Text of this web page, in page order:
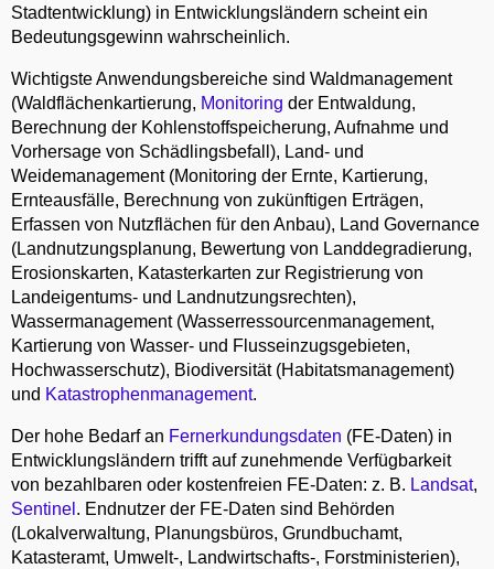
Stadtentwicklung) in Entwicklungsländern scheint ein
Bedeutungsgewinn wahrscheinlich.
Wichtigste Anwendungsbereiche sind Waldmanagement
(Waldflächenkartierung, Monitoring der Entwaldung,
Berechnung der Kohlenstoffspeicherung, Aufnahme und
Vorhersage von Schädlingsbefall), Land- und
Weidemanagement (Monitoring der Ernte, Kartierung,
Ernteausfälle, Berechnung von zukünftigen Erträgen,
Erfassen von Nutzflächen für den Anbau), Land Governance
(Landnutzungsplanung, Bewertung von Landdegradierung,
Erosionskarten, Katasterkarten zur Registrierung von
Landeigentums- und Landnutzungsrechten),
Wassermanagement (Wasserressourcenmanagement,
Kartierung von Wasser- und Flusseinzugsgebieten,
Hochwasserschutz), Biodiversität (Habitatsmanagement)
und Katastrophenmanagement.
Der hohe Bedarf an Fernerkundungsdaten (FE-Daten) in
Entwicklungsländern trifft auf zunehmende Verfügbarkeit
von bezahlbaren oder kostenfreien FE-Daten: z. B. Landsat,
Sentinel . Endnutzer der FE-Daten sind Behörden
(Lokalverwaltung, Planungsbüros, Grundbuchamt,
Katasteramt, Umwelt-, Landwirtschafts-, Forstministerien),